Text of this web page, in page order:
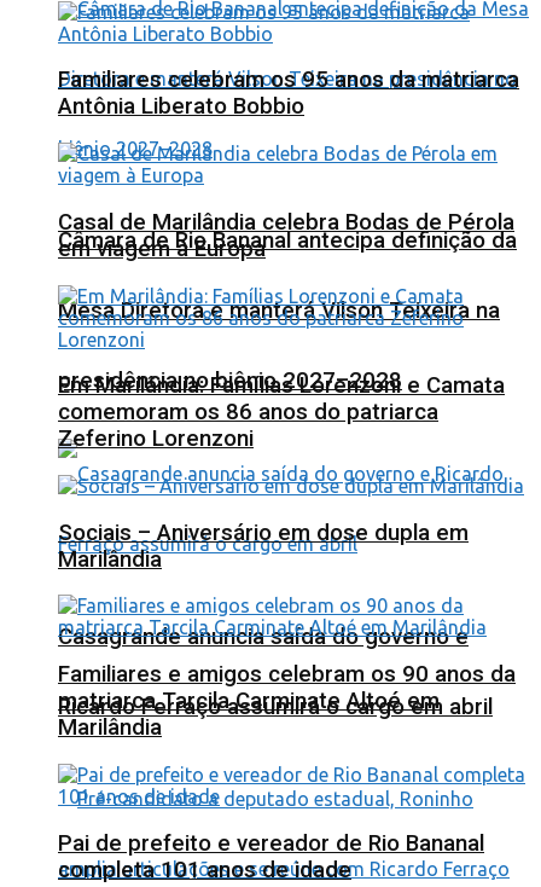
Câmara de Rio Bananal antecipa definição da
Mesa Diretora e manterá Vilson Teixeira na
presidência no biênio 2027–2028
Casagrande anuncia saída do governo e
Ricardo Ferraço assumirá o cargo em abril
Familiares celebram os 95 anos da matriarca
Antônia Liberato Bobbio
Casal de Marilândia celebra Bodas de Pérola
em viagem à Europa
Em Marilândia: Famílias Lorenzoni e Camata
comemoram os 86 anos do patriarca
Zeferino Lorenzoni
Sociais – Aniversário em dose dupla em
Marilândia
Familiares e amigos celebram os 90 anos da
matriarca Tarcila Carminate Altoé em
Marilândia
Pai de prefeito e vereador de Rio Bananal
completa 101 anos de idade